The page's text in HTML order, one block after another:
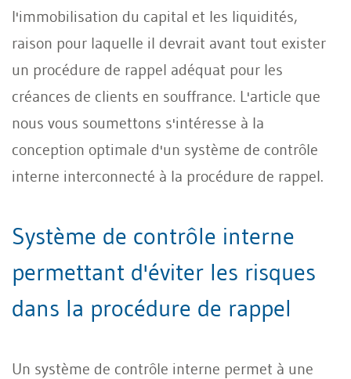
l'immobilisation du capital et les liquidités,
raison pour laquelle il devrait avant tout exister
un procédure de rappel adéquat pour les
créances de clients en souffrance. L'article que
nous vous soumettons s'intéresse à la
conception optimale d'un système de contrôle
interne interconnecté à la procédure de rappel.
Système de contrôle interne
permettant d'éviter les risques
dans la procédure de rappel
Un système de contrôle interne permet à une